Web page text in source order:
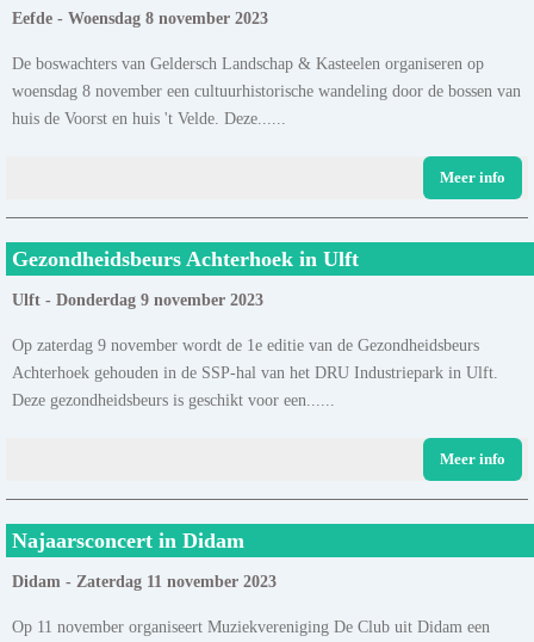
Eefde - Woensdag 8 november 2023
De boswachters van Geldersch Landschap & Kasteelen organiseren op
woensdag 8 november een cultuurhistorische wandeling door de bossen van
huis de Voorst en huis 't Velde. Deze......
Meer info
Gezondheidsbeurs Achterhoek in Ulft
Ulft - Donderdag 9 november 2023
Op zaterdag 9 november wordt de 1e editie van de Gezondheidsbeurs
Achterhoek gehouden in de SSP-hal van het DRU Industriepark in Ulft.
Deze gezondheidsbeurs is geschikt voor een......
Meer info
Najaarsconcert in Didam
Didam - Zaterdag 11 november 2023
Op 11 november organiseert Muziekvereniging De Club uit Didam een